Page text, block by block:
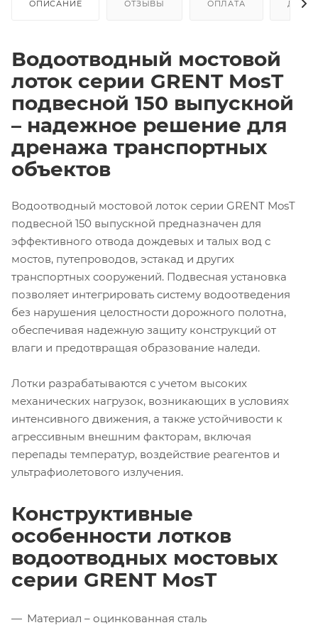
ОПИСАНИЕ ОТЗЫВЫ ОПЛАТА
Водоотводный мостовой
лоток серии GRENT MosT
подвесной 150 выпускной
– надежное решение для
дренажа транспортных
объектов
Водоотводный мостовой лоток серии GRENT MosT
подвесной 150 выпускной предназначен для
эффективного отвода дождевых и талых вод с
мостов, путепроводов, эстакад и других
транспортных сооружений. Подвесная установка
позволяет интегрировать систему водоотведения
без нарушения целостности дорожного полотна,
обеспечивая надежную защиту конструкций от
влаги и предотвращая образование наледи.
Лотки разрабатываются с учетом высоких
механических нагрузок, возникающих в условиях
интенсивного движения, а также устойчивости к
агрессивным внешним факторам, включая
перепады температур, воздействие реагентов и
ультрафиолетового излучения.
Конструктивные
особенности лотков
водоотводных мостовых
серии GRENT MosT
Материал – оцинкованная сталь